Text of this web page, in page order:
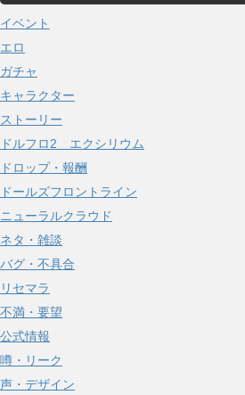
イ
ブ
イベント
エロ
ガチャ
キャラクター
ストーリー
ドルフロ2 エクシリウム
ドロップ・報酬
ドールズフロントライン
ニューラルクラウド
ネタ・雑談
バグ・不具合
リセマラ
不満・要望
公式情報
噂・リーク
声・デザイン